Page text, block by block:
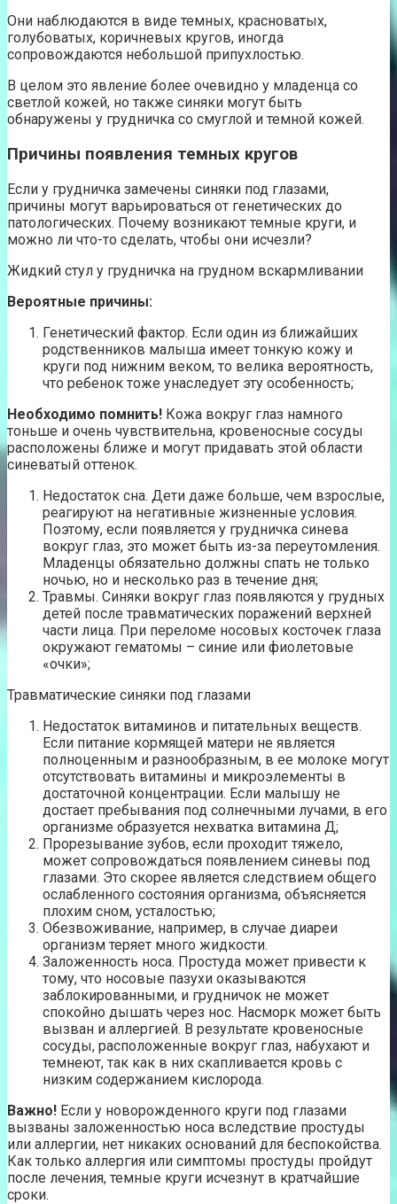
Они наблюдаются в виде темных, красноватых,
голубоватых, коричневых кругов, иногда
сопровождаются небольшой припухлостью.
В целом это явление более очевидно у младенца со
светлой кожей, но также синяки могут быть
обнаружены у грудничка со смуглой и темной кожей.
Причины появления темных кругов
Если у грудничка замечены синяки под глазами,
причины могут варьироваться от генетических до
патологических. Почему возникают темные круги, и
можно ли что-то сделать, чтобы они исчезли?
Жидкий стул у грудничка на грудном вскармливании
Вероятные причины:
Генетический фактор. Если один из ближайших
родственников малыша имеет тонкую кожу и
круги под нижним веком, то велика вероятность,
что ребенок тоже унаследует эту особенность;
Необходимо помнить! Кожа вокруг глаз намного
тоньше и очень чувствительна, кровеносные сосуды
расположены ближе и могут придавать этой области
синеватый оттенок.
Недостаток сна. Дети даже больше, чем взрослые,
реагируют на негативные жизненные условия.
Поэтому, если появляется у грудничка синева
вокруг глаз, это может быть из-за переутомления.
Младенцы обязательно должны спать не только
ночью, но и несколько раз в течение дня;
Травмы. Синяки вокруг глаз появляются у грудных
детей после травматических поражений верхней
части лица. При переломе носовых косточек глаза
окружают гематомы – синие или фиолетовые
«очки»;
Травматические синяки под глазами
Недостаток витаминов и питательных веществ.
Если питание кормящей матери не является
полноценным и разнообразным, в ее молоке могут
отсутствовать витамины и микроэлементы в
достаточной концентрации. Если малышу не
достает пребывания под солнечными лучами, в его
организме образуется нехватка витамина Д;
Прорезывание зубов, если проходит тяжело,
может сопровождаться появлением синевы под
глазами. Это скорее является следствием общего
ослабленного состояния организма, объясняется
плохим сном, усталостью;
Обезвоживание, например, в случае диареи
организм теряет много жидкости.
Заложенность носа. Простуда может привести к
тому, что носовые пазухи оказываются
заблокированными, и грудничок не может
спокойно дышать через нос. Насморк может быть
вызван и аллергией. В результате кровеносные
сосуды, расположенные вокруг глаз, набухают и
темнеют, так как в них скапливается кровь с
низким содержанием кислорода.
Важно! Если у новорожденного круги под глазами
вызваны заложенностью носа вследствие простуды
или аллергии, нет никаких оснований для беспокойства.
Как только аллергия или симптомы простуды пройдут
после лечения, темные круги исчезнут в кратчайшие
сроки.